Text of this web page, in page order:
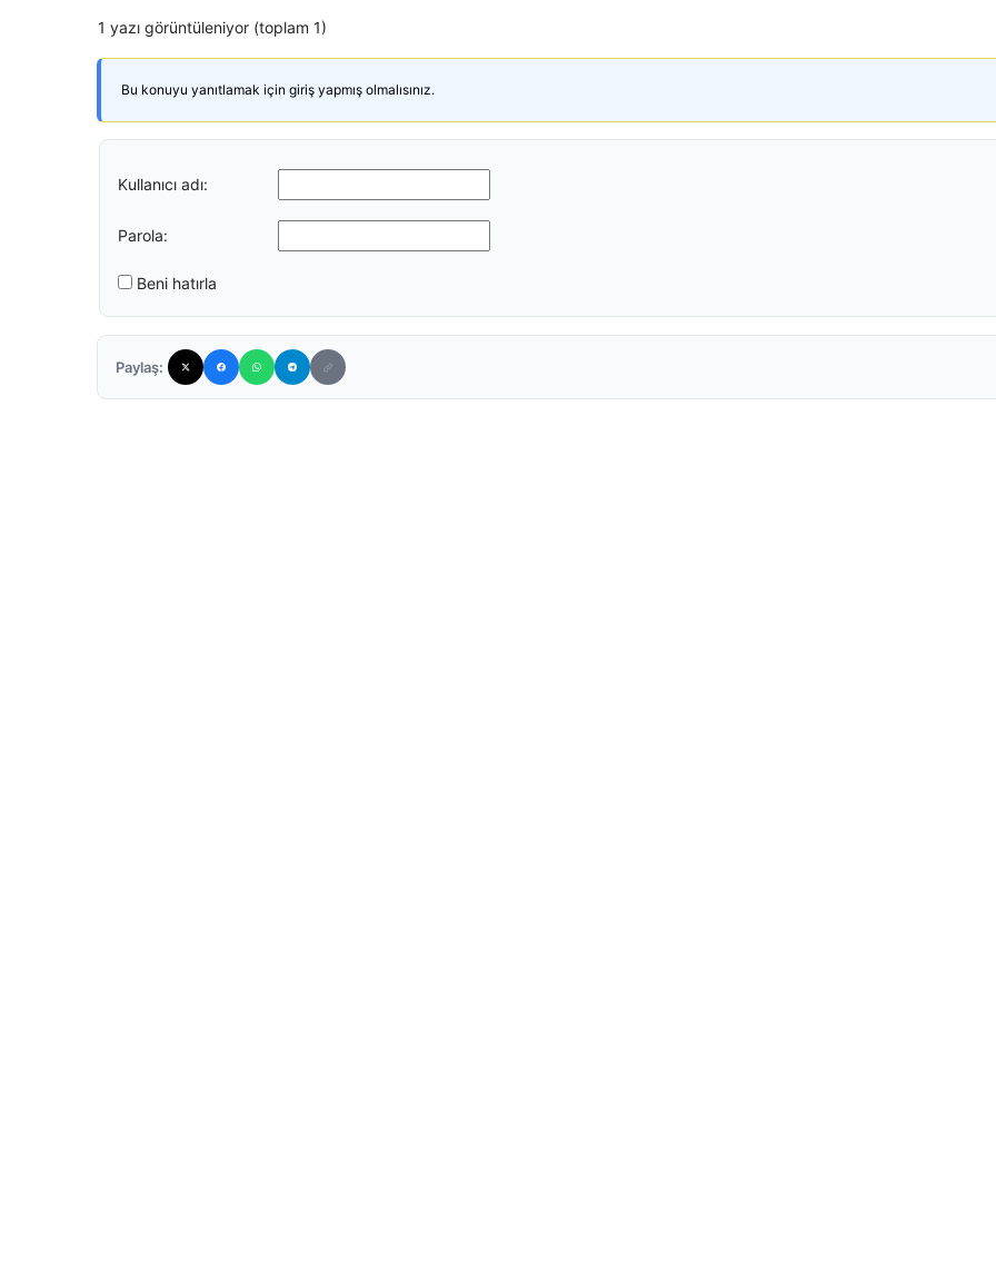
1 yazı görüntüleniyor (toplam 1)
Bu konuyu yanıtlamak için giriş yapmış olmalısınız.
Kullanıcı adı:
Parola:
Beni hatırla
Paylaş: